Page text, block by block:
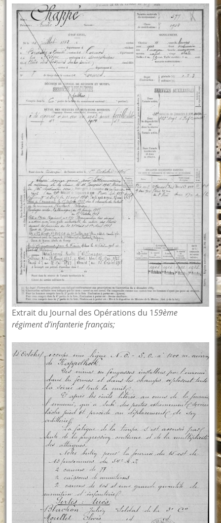
Extrait du Journal des Opérations du 159ème
régiment d’infanterie français;